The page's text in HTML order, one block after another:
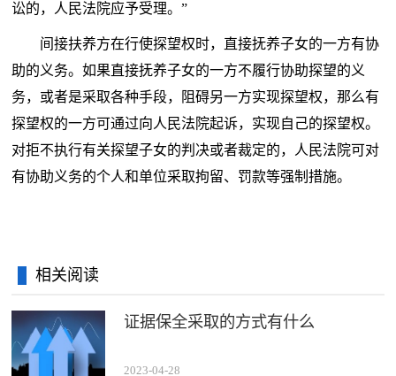
讼的，人民法院应予受理。”
间接扶养方在行使探望权时，直接抚养子女的一方有协
助的义务。如果直接抚养子女的一方不履行协助探望的义
务，或者是采取各种手段，阻碍另一方实现探望权，那么有
探望权的一方可通过向人民法院起诉，实现自己的探望权。
对拒不执行有关探望子女的判决或者裁定的，人民法院可对
有协助义务的个人和单位采取拘留、罚款等强制措施。
相关阅读
证据保全采取的方式有什么
2023-04-28